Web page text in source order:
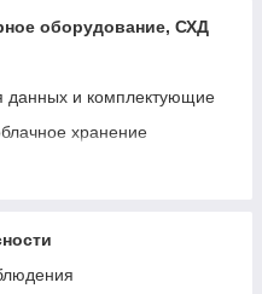
оборудование, СХД
данных и комплектующие
хранение